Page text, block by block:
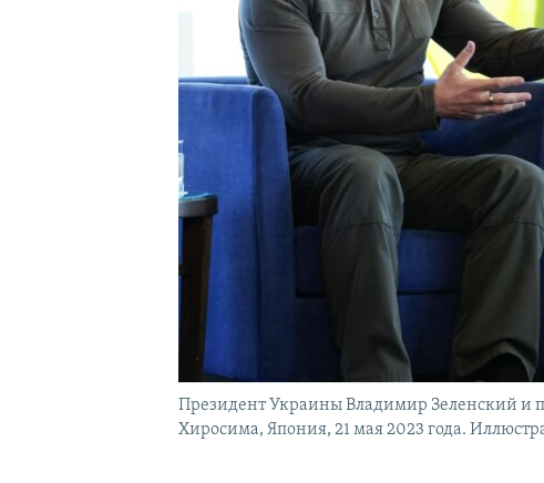
Президент Украины Владимир Зеленский и
Хиросима, Япония, 21 мая 2023 года.